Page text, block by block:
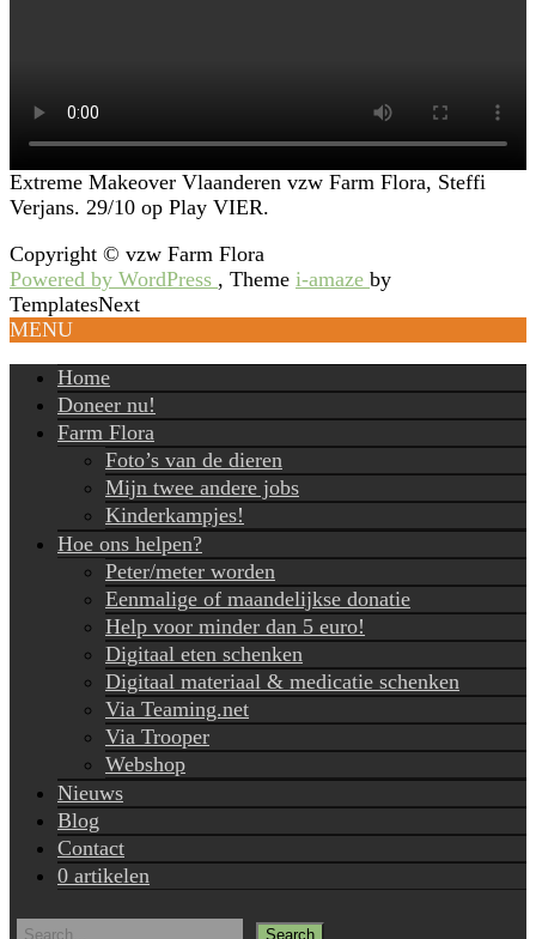
Extreme Makeover Vlaanderen vzw Farm Flora, Steffi
Verjans. 29/10 op Play VIER.
Copyright © vzw Farm Flora
Powered by WordPress , Theme i-amaze by
TemplatesNext
MENU
Home
Doneer nu!
Farm Flora
Foto’s van de dieren
Mijn twee andere jobs
Kinderkampjes!
Hoe ons helpen?
Peter/meter worden
Eenmalige of maandelijkse donatie
Help voor minder dan 5 euro!
Digitaal eten schenken
Digitaal materiaal & medicatie schenken
Via Teaming.net
Via Trooper
Webshop
Nieuws
Blog
Contact
0 artikelen
Search